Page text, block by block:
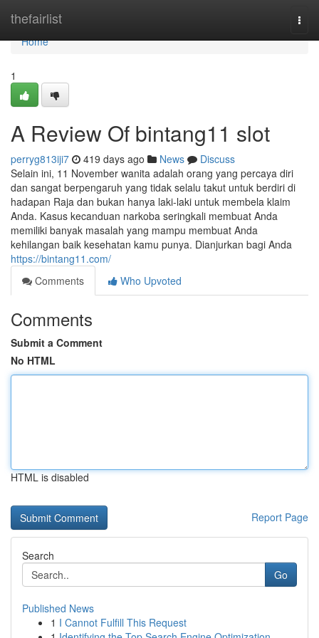
thefairlist
Home
Home
1
A Review Of bintang11 slot
perryg813iji7 419 days ago News
Discuss
Selain ini, 11 November wanita adalah orang yang percaya diri
dan sangat berpengaruh yang tidak selalu takut untuk berdiri di
hadapan Raja dan bukan hanya laki-laki untuk membela klaim
Anda. Kasus kecanduan narkoba seringkali membuat Anda
memiliki banyak masalah yang mampu membuat Anda
kehilangan baik kesehatan kamu punya. Dianjurkan bagi Anda
https://bintang11.com/
Comments
Who Upvoted
Comments
Submit a Comment
No HTML
HTML is disabled
Report Page
Search
Go
Published News
1 I Cannot Fulfill This Request